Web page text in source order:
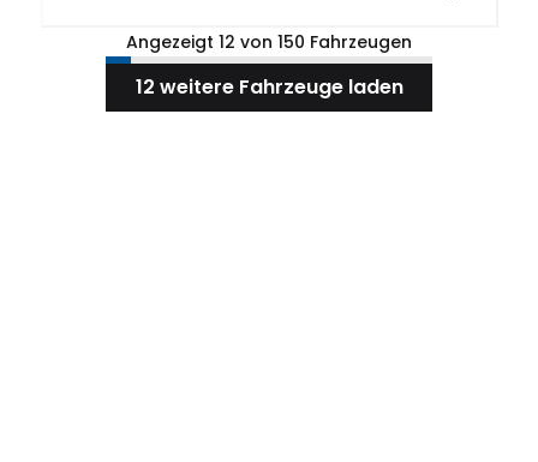
Angezeigt 12 von 150 Fahrzeugen
12 weitere Fahrzeuge laden